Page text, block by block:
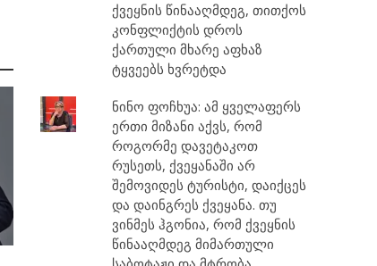
ქვეყნის წინააღმდეგ, თითქოს
კონფლიქტის დროს
ქართული მხარე აფხაზ
ტყვეებს ხვრეტდა
ნინო ფოჩხუა: ამ ყველაფერს
ერთი მიზანი აქვს, რომ
როგორმე დავეტაკოთ
რუსეთს, ქვეყანაში არ
შემოვიდეს ტურისტი, დაიქცეს
და დაინგრეს ქვეყანა. თუ
ვინმეს ჰგონია, რომ ქვეყნის
წინააღმდეგ მიმართული